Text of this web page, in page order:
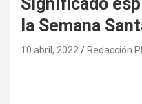
la Semana
10 abril, 2022 Redacción